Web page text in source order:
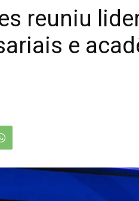
reuniu
e